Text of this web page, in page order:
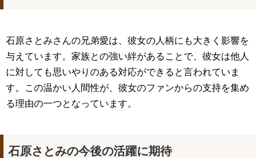
石原さとみさんの兄弟愛は、彼女の人柄にも大きく影響を
与えています。家族との強い絆があることで、彼女は他人
に対しても思いやりのある対応ができると言われていま
す。この温かい人間性が、彼女のファンからの支持を集め
る理由の一つとなっています。
石原さとみの今後の活躍に期待